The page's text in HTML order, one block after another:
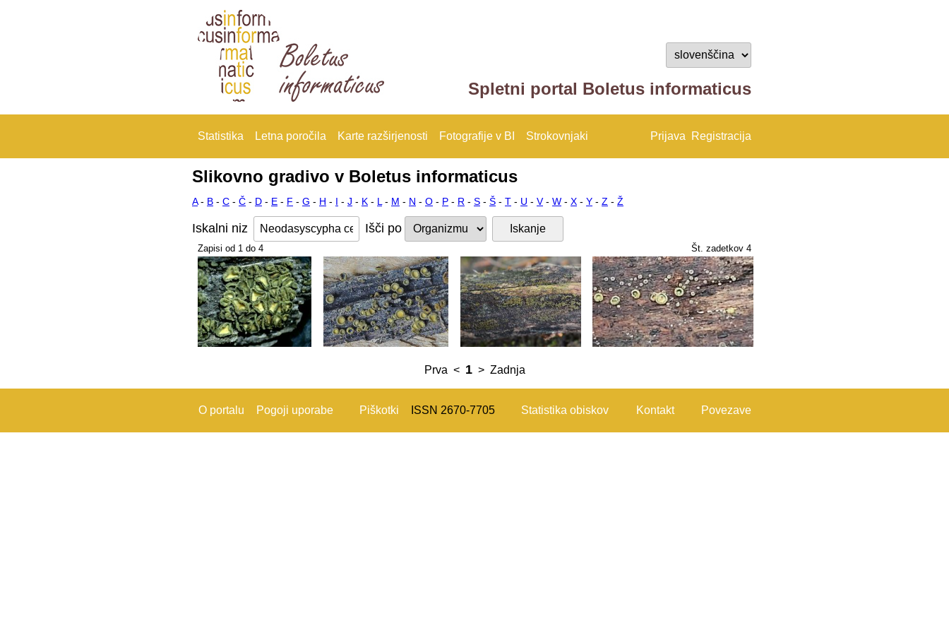
Spletni portal Boletus informaticus
Statistika Letna poročila Karte razširjenosti Fotografije v BI Strokovnjaki Prijava Registracija
Slikovno gradivo v Boletus informaticus
A- B - C - Č - D - E - F - G - H - I - J - K - L - M - N - O - P - R - S - Š - T - U - V- W - X - Y - Z - Ž
Iskalni niz Išči po
Zapisi od 1 do 4 Št. zadetkov 4
Prva < 1 > Zadnja
O portalu Pogoji uporabe Piškotki ISSN 2670-7705 Statistika obiskov Kontakt Povezave